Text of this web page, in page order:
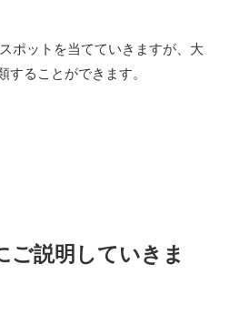
ポットを当てていきますが、大
することができます。
ご説明していきま